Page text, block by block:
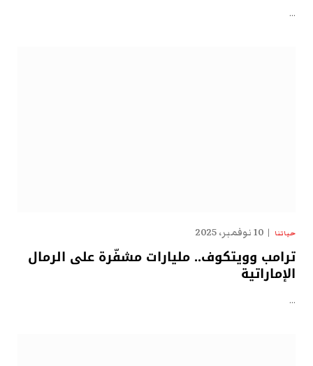
…
حياتنا 10 نوفمبر، 2025
ترامب وويتكوف.. مليارات مشفّرة على الرمال
الإماراتية
…